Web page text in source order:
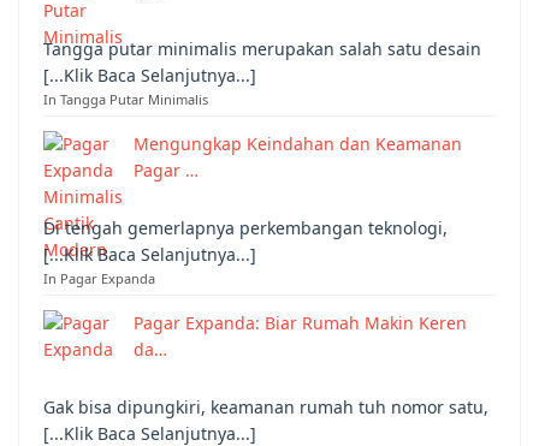
Tangga putar minimalis merupakan salah satu desain
[...Klik Baca Selanjutnya...]
In Tangga Putar Minimalis
Mengungkap Keindahan dan Keamanan
Pagar …
Di tengah gemerlapnya perkembangan teknologi,
[...Klik Baca Selanjutnya...]
In Pagar Expanda
Pagar Expanda: Biar Rumah Makin Keren
da…
Gak bisa dipungkiri, keamanan rumah tuh nomor satu,
[...Klik Baca Selanjutnya...]